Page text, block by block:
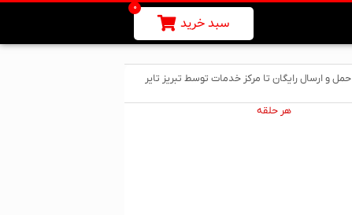
سبد خرید
0
حمل و ارسال رایگان تا مرکز خدمات توسط تبریز تایر
هر حلقه